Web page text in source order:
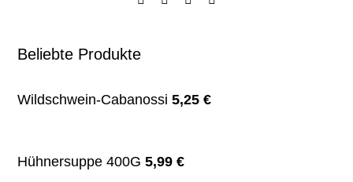
Beliebte Produkte
Wildschwein-Cabanossi 5,25€
Hühnersuppe 400G 5,99€